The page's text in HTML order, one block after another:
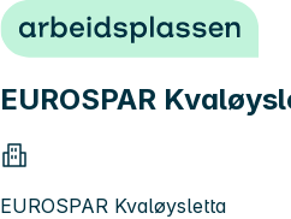
Hopp til innhold
EUROSPAR
EUROSPAR Kvaløysletta